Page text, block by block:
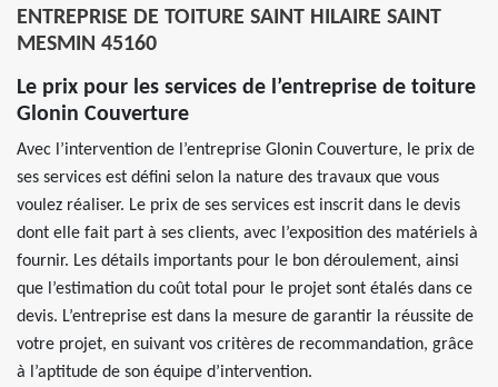
ENTREPRISE DE TOITURE SAINT HILAIRE SAINT
MESMIN 45160
Le prix pour les services de l’entreprise de toiture
Glonin Couverture
Avec l’intervention de l’entreprise Glonin Couverture, le prix de
ses services est défini selon la nature des travaux que vous
voulez réaliser. Le prix de ses services est inscrit dans le devis
dont elle fait part à ses clients, avec l’exposition des matériels à
fournir. Les détails importants pour le bon déroulement, ainsi
que l’estimation du coût total pour le projet sont étalés dans ce
devis. L’entreprise est dans la mesure de garantir la réussite de
votre projet, en suivant vos critères de recommandation, grâce
à l’aptitude de son équipe d’intervention.